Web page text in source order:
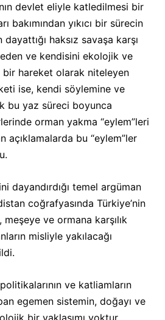
devlet eliyle katledilmesi bir
bakımından yıkıcı bir sürecin
haksız savaşa karşı
ve kendisini ekolojik ve
hareket olarak niteleyen
ise, kendi söylemine ve
bu yaz süreci boyunca
orman yakma “eylem”leri
açıklamalarda bu “eylem”ler
dayandırdığı temel argüman
coğrafyasında Türkiye’nin
meşeye ve ormana karşılık
misliyle yakılacağı
ve katliamların
egemen sistemin, doğayı ve
bir yaklaşımı yoktur.